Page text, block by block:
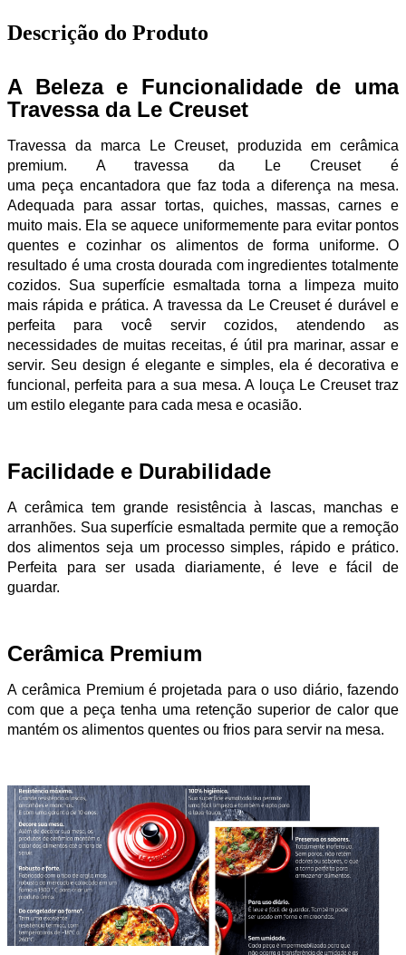
Descrição do Produto
A Beleza e Funcionalidade de uma
Travessa da Le Creuset
Travessa da marca Le Creuset, produzida em cerâmica
premium. A travessa da Le Creuset é
uma peça encantadora que faz toda a diferença na mesa.
Adequada para assar tortas, quiches, massas, carnes e
muito mais. Ela se aquece uniformemente para evitar pontos
quentes e cozinhar os alimentos de forma uniforme. O
resultado é uma crosta dourada com ingredientes totalmente
cozidos. Sua superfície esmaltada torna a limpeza muito
mais rápida e prática. A travessa da Le Creuset é durável e
perfeita para você servir cozidos, atendendo as
necessidades de muitas receitas, é útil pra marinar, assar e
servir. Seu design é elegante e simples, ela é decorativa e
funcional, perfeita para a sua mesa. A louça Le Creuset traz
um estilo elegante para cada mesa e ocasião.
Facilidade e Durabilidade
A cerâmica tem grande resistência à lascas, manchas e
arranhões. Sua superfície esmaltada permite que a remoção
dos alimentos seja um processo simples, rápido e prático.
Perfeita para ser usada diariamente, é leve e fácil de
guardar.
Cerâmica Premium
A cerâmica Premium é projetada para o uso diário, fazendo
com que a peça tenha uma retenção superior de calor que
mantém os alimentos quentes ou frios para servir na mesa.